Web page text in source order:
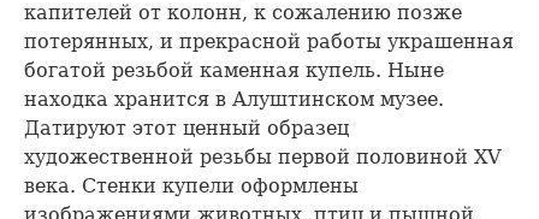
капителей от колонн, к сожалению позже
потерянных, и прекрасной работы украшенная
богатой резьбой каменная купель. Ныне
находка хранится в Алуштинском музее.
Датируют этот ценный образец
художественной резьбы первой половиной XV
века. Стенки купели оформлены